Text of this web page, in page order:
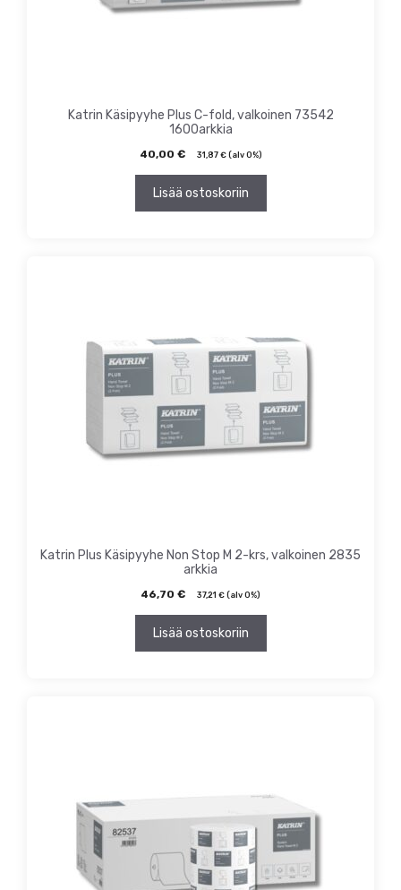
Katrin Käsipyyhe Plus C-fold, valkoinen 73542
1600arkkia
40,00 € 31,87 €(alv 0%)
Lisää ostoskoriin
Katrin Plus Käsipyyhe Non Stop M 2-krs, valkoinen 2835
arkkia
46,70 € 37,21 € (alv 0%)
Lisää ostoskoriin